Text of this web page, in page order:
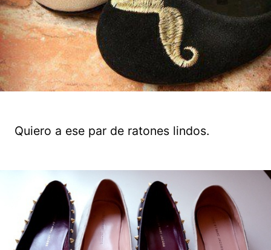
Quiero a ese par de ratones lindos.